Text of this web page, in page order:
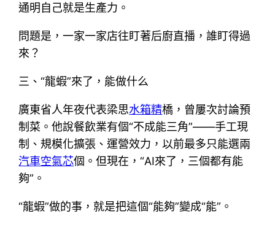
通明自己就是生產力。
問題是，一家一家店往盯著后廚直播，誰盯得過
來？
三、“龍蝦”來了，能做什么
廣東省人年夜代表梁思水箱精橋，曾屢次討論預
制菜。他說餐飲業有個“不成能三角”——手工現
制、規模化擴張、運營效力，以前最多只能選兩
汽車空氣芯個。但現在，“AI來了，三個都有能
夠”。
“龍蝦”做的事，就是把這個“能夠”變成“能”。